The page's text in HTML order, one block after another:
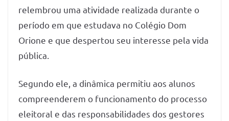
relembrou uma atividade realizada durante o
período em que estudava no Colégio Dom
Orione e que despertou seu interesse pela vida
pública.
Segundo ele, a dinâmica permitiu aos alunos
compreenderem o funcionamento do processo
eleitoral e das responsabilidades dos gestores